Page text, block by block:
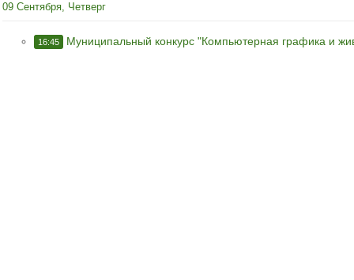
09 Сентября, Четверг
16:45 Муниципальный конкурс "Компьютерная графика и